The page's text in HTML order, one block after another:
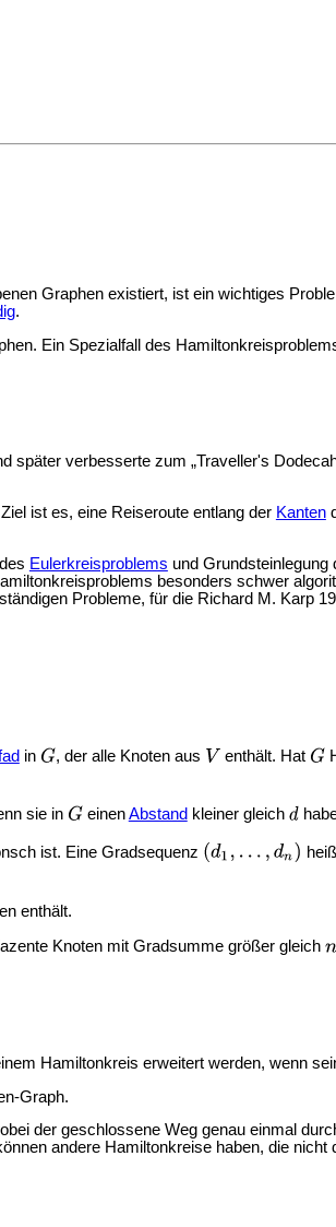
Graphen existiert, ist ein wichtiges
.
Ein Spezialfall des
später verbesserte zum „Traveller's
ist es, eine Reiseroute entlang der Kanten
Eulerkreisproblems und Grundsteinlegung
besonders schwer
Probleme, für die Richard M. Karp
in , der alle Knoten aus enthält. Hat
sie in einenAbstand kleiner gleich
ist. Eine Gradsequenz
enthält.
Knoten mit Gradsumme größer gleich
Hamiltonkreis erweitert werden, wenn
Graph.
der geschlossene Weg genau einmal
andere Hamiltonkreise haben, die nicht